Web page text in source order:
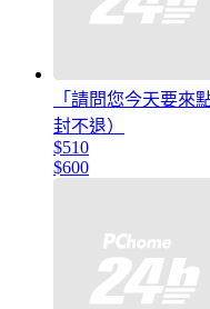
「請問您今天要來
封不退）
$510
$600